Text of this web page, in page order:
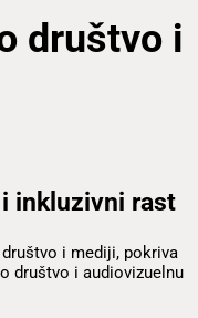
društvo i
inkluzivni rast
i mediji, pokriva
društvo i audiovizuelnu